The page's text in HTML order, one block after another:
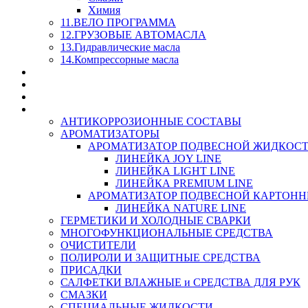
Химия
11.ВЕЛО ПРОГРАММА
12.ГРУЗОВЫЕ АВТОМАСЛА
13.Гидравлические масла
14.Компрессорные масла
АНТИКОРРОЗИОННЫЕ СОСТАВЫ
АРОМАТИЗАТОРЫ
АРОМАТИЗАТОР ПОДВЕСНОЙ
ЛИНЕЙКА JOY LINE
ЛИНЕЙКА LIGHT LINE
ЛИНЕЙКА PREMIUM LINE
АРОМАТИЗАТОР ПОДВЕСНОЙ
ЛИНЕЙКА NATURE LINE
ГЕРМЕТИКИ И ХОЛОДНЫЕ СВАРКИ
МНОГОФУНКЦИОНАЛЬНЫЕ СРЕДСТВА
ОЧИСТИТЕЛИ
ПОЛИРОЛИ И ЗАЩИТНЫЕ СРЕДСТВА
ПРИСАДКИ
САЛФЕТКИ ВЛАЖНЫЕ и СРЕДСТВА ДЛЯ РУК
СМАЗКИ